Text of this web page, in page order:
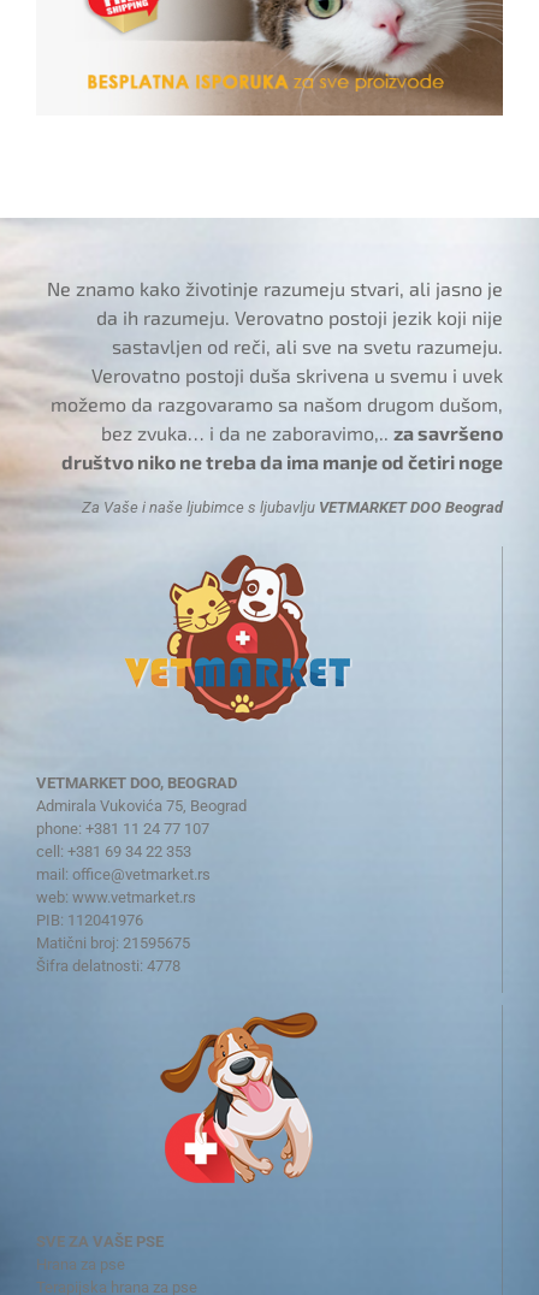
Ne znamo kako životinje razumeju stvari, ali jasno je
da ih razumeju. Verovatno postoji jezik koji nije
sastavljen od reči, ali sve na svetu razumeju.
Verovatno postoji duša skrivena u svemu i uvek
možemo da razgovaramo sa našom drugom dušom,
bez zvuka… i da ne zaboravimo,..za savršeno
društvo niko ne treba da ima manje od četiri noge
Za Vaše i naše ljubimce s ljubavlju VETMARKET DOO Beograd
VETMARKET DOO, BEOGRAD
Admirala Vukovića 75, Beograd
phone: +381 11 24 77 107
cell: +381 69 34 22 353
mail: office@vetmarket.rs
web: www.vetmarket.rs
PIB: 112041976
Matični broj: 21595675
Šifra delatnosti: 4778
SVE ZA VAŠE PSE
Hrana za pse
Terapijska hrana za pse